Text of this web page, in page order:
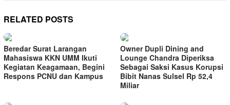
RELATED POSTS
Beredar Surat Larangan
Mahasiswa KKN UMM Ikuti
Kegiatan Keagamaan, Begini
Respons PCNU dan Kampus
Owner Dupli Dining and
Lounge Chandra Diperiksa
Sebagai Saksi Kasus Korupsi
Bibit Nanas Sulsel Rp 52,4
Miliar